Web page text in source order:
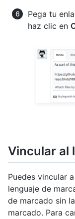
Pega tu
haz clic en
Vincular al
Puedes vincular
lenguaje de
de marcado sin
marcado. Para